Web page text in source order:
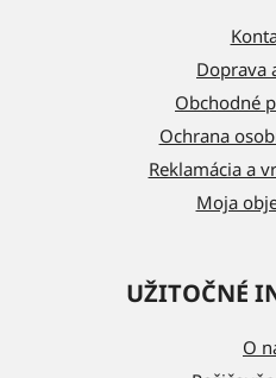
Doprava
Obchodné
Ochrana
Reklamácia a
Moja
UŽITOČNÉ
O